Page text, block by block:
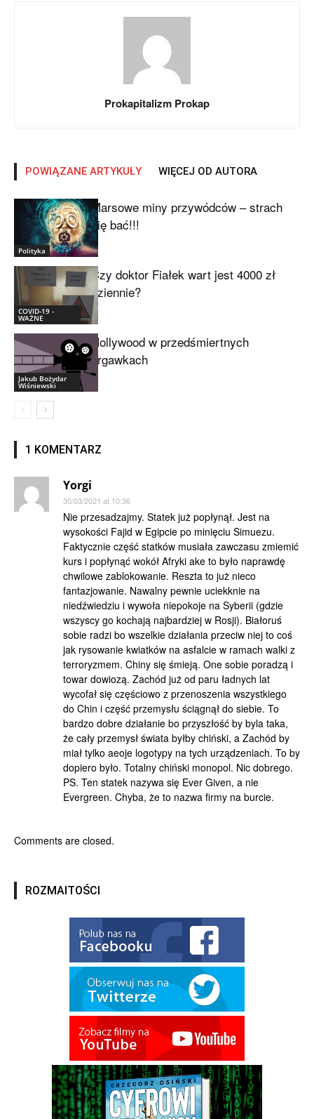
Prokapitalizm Prokap
POWIĄZANE ARTYKUŁY WIĘCEJ OD AUTORA
Polityka
Marsowe miny przywódców – strach
się bać!!!
COVID-19 -
WAŻNE
Czy doktor Fiałek wart jest 4000 zł
dziennie?
Jakub Bożydar
Wiśniewski
Hollywood w przedśmiertnych
drgawkach
1 KOMENTARZ
Yorgi
30/03/2021 at 10:36
Nie przesadzajmy. Statek już popłynął. Jest na
wysokości Fajid w Egipcie po minięciu Simuezu.
Faktycznie część statków musiała zawczasu zmiemić
kurs i popłynąć wokół Afryki ake to było naprawdę
chwilowe zablokowanie. Reszta to już nieco
fantazjowanie. Nawalny pewnie uciekknie na
niedźwiedziu i wywoła niepokoje na Syberii (gdzie
wszyscy go kochają najbardziej w Rosji). Białoruś
sobie radzi bo wszelkie działania przeciw niej to coś
jak rysowanie kwiatków na asfalcie w ramach walki z
terroryzmem. Chiny się śmieją. One sobie poradzą i
towar dowiozą. Zachód już od paru ładnych lat
wycofał się częściowo z przenoszenia wszystkiego
do Chin i część przemysłu ściągnął do siebie. To
bardzo dobre działanie bo przyszłość by byla taka,
że cały przemysł świata byłby chiński, a Zachód by
miał tylko aeoje logotypy na tych urządzeniach. To by
dopiero było. Totalny chiński monopol. Nic dobrego.
PS. Ten statek nazywa się Ever Given, a nie
Evergreen. Chyba, że to nazwa firmy na burcie.
Comments are closed.
ROZMAITOŚCI